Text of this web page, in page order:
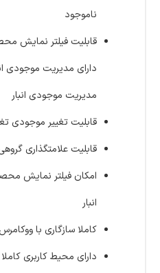
ناموجود
قابلیت فیلتر نمایش
دارای مدیریت موجودی
مدیریت موجودی انبار
قابلیت تغییر موجودی
قابلیت علامتگذاری
امکان فیلتر نمایش
انبار
کاملا سازگاری با ووکامرس
دارای محیط کاربری